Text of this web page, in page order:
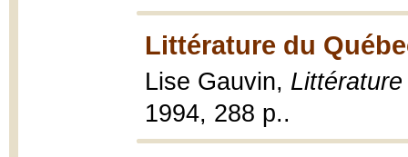
Littérature du
Lise Gauvin,
1994, 288 p..